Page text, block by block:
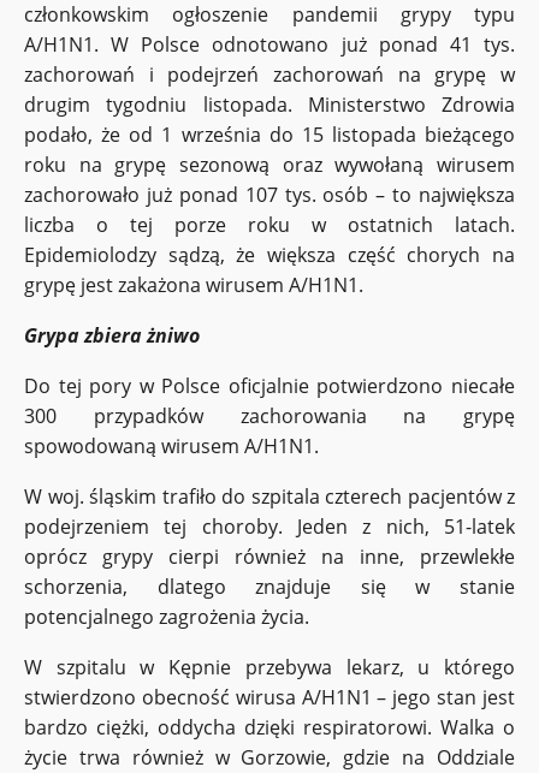
członkowskim ogłoszenie pandemii grypy typu
A/H1N1. W Polsce odnotowano już ponad 41 tys.
zachorowań i podejrzeń zachorowań na grypę w
drugim tygodniu listopada. Ministerstwo Zdrowia
podało, że od 1 września do 15 listopada bieżącego
roku na grypę sezonową oraz wywołaną wirusem
zachorowało już ponad 107 tys. osób – to największa
liczba o tej porze roku w ostatnich latach.
Epidemiolodzy sądzą, że większa część chorych na
grypę jest zakażona wirusem A/H1N1.
Grypa zbiera żniwo
Do tej pory w Polsce oficjalnie potwierdzono niecałe
300 przypadków zachorowania na grypę
spowodowaną wirusem A/H1N1.
W woj. śląskim trafiło do szpitala czterech pacjentów z
podejrzeniem tej choroby. Jeden z nich, 51-latek
oprócz grypy cierpi również na inne, przewlekłe
schorzenia, dlatego znajduje się w stanie
potencjalnego zagrożenia życia.
W szpitalu w Kępnie przebywa lekarz, u którego
stwierdzono obecność wirusa A/H1N1 – jego stan jest
bardzo ciężki, oddycha dzięki respiratorowi. Walka o
życie trwa również w Gorzowie, gdzie na Oddziale